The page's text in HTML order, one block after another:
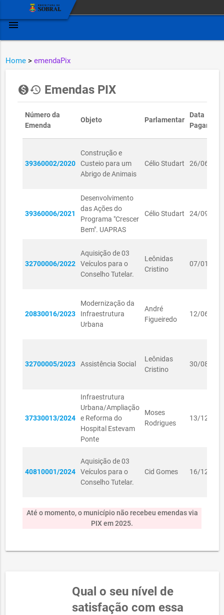
menu
Home > emendaPix
monetization_onhistory Emendas PIX
Número da
Emenda
Objeto Parlamentar
Data
39360002/2020
Construção e
Custeio para um
Abrigo de Animais
Célio Studart 26/06/
39360006/2021
Desenvolvimento
das Ações do
Programa "Crescer
Bem". UAPRAS
Célio Studart 24/09/
32700006/2022
Aquisição de 03
Veículos para o
Conselho Tutelar.
Leônidas
Cristino
07/01/
20830016/2023
Modernização da
Infraestrutura
Urbana
André
Figueiredo
12/06/
32700005/2023 Assistência Social
Leônidas
Cristino
30/08/
37330013/2024
Infraestrutura
Urbana/Ampliação
e Reforma do
Hospital Estevam
Ponte
Moses
Rodrigues
13/12/
40810001/2024
Aquisição de 03
Veículos para o
Conselho Tutelar.
Cid Gomes 16/12/
Até o momento, o município não recebeu emendas via
PIX em 2025.
Qual o seu nível de
satisfação com essa